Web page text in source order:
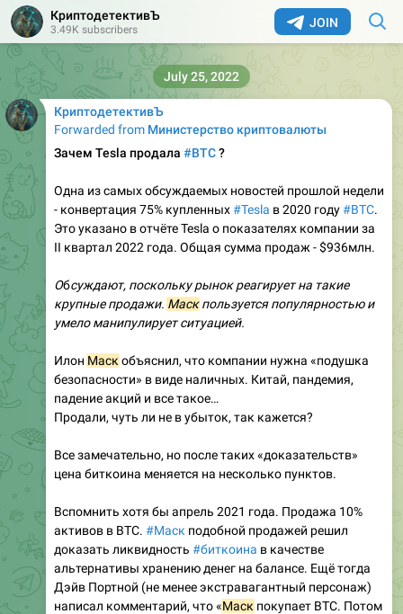
JOIN
КриптодетективЪ
3.49K subscribers
КриптодетективЪ
Forwarded from Министерство криптовалюты
Зачем Tesla продала #BTC?
Одна из самых обсуждаемых новостей прошлой недели
- конвертация 75% купленных#Tesla в 2020 году#BTC.
Это указано в отчёте Tesla о показателях компании за
II квартал 2022 года. Общая сумма продаж - $936млн.
Обсуждают, поскольку рынок реагирует на такие
крупные продажи. Маскпользуется популярностью и
умело манипулирует ситуацией.
Илон Маск объяснил, что компании нужна «подушка
безопасности» в виде наличных. Китай, пандемия,
падение акций и все такое…
Продали, чуть ли не в убыток, так кажется?
Все замечательно, но после таких «доказательств»
цена биткоина меняется на несколько пунктов.
Вспомнить хотя бы апрель 2021 года. Продажа 10%
активов в BTC. #Маск подобной продажей решил
доказать ликвидность #биткоина в качестве
альтернативы хранению денег на балансе. Ещё тогда
Дэйв Портной (не менее экстравагантный персонаж)
написал комментарий, что «Маск покупает BTC. Потом
July 25, 2022